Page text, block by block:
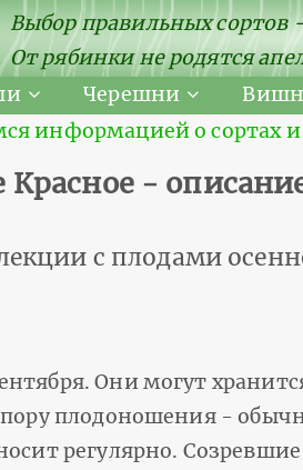
Выбор правильных сортов
От рябинки не родятся
Черешни
информацией о сортах и
Красное -
с плодами
Они могут
пору плодоношения -
регулярно.